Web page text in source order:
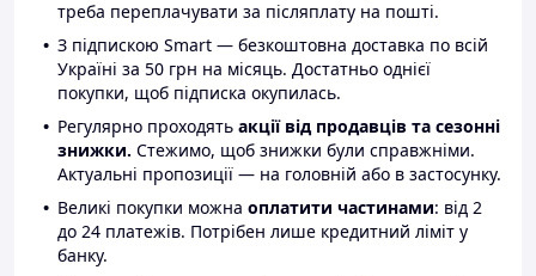
треба переплачувати за післяплату на пошті.
З підпискою Smart — безкоштовна доставка по всій
Україні за 50 грн на місяць. Достатньо однієї
покупки, щоб підписка окупилась.
Регулярно проходять акції від продавців та сезонні
знижки. Стежимо, щоб знижки були справжніми.
Актуальні пропозиції — на головній або в застосунку.
Великі покупки можна оплатити частинами: від 2
до 24 платежів. Потрібен лише кредитний ліміт у
банку.